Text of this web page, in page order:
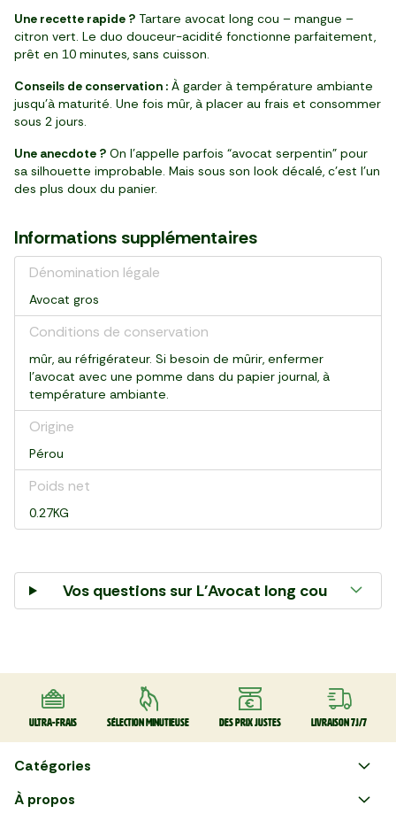
Une recette rapide ? Tartare avocat long cou – mangue –
citron vert. Le duo douceur-acidité fonctionne parfaitement,
prêt en 10 minutes, sans cuisson.
Conseils de conservation : À garder à température ambiante
jusqu’à maturité. Une fois mûr, à placer au frais et consommer
sous 2 jours.
Une anecdote ? On l’appelle parfois “avocat serpentin” pour
sa silhouette improbable. Mais sous son look décalé, c’est l’un
des plus doux du panier.
Informations supplémentaires
Dénomination légale
Avocat gros
Conditions de conservation
mûr, au réfrigérateur. Si besoin de mûrir, enfermer
l’avocat avec une pomme dans du papier journal, à
température ambiante.
Origine
Pérou
Poids net
0.27KG
Vos questions sur L'Avocat long cou
Ultra-frais Sélection minutieuse Des prix justes Livraison 7J/7
Catégories
Faire ses courses en ligne
À propos